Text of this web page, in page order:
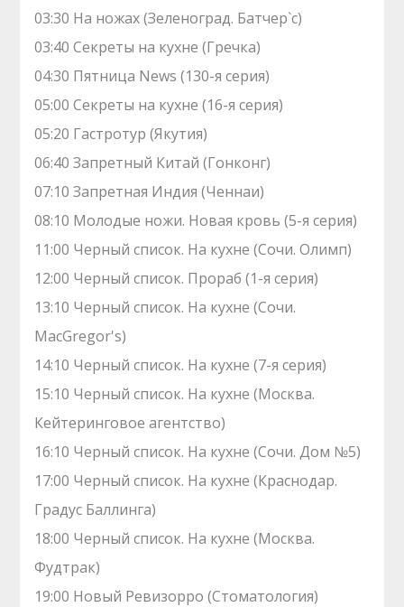
03:30 На ножах (Зеленоград. Батчер`с)
03:40 Секреты на кухне (Гречка)
04:30 Пятница News (130-я серия)
05:00 Секреты на кухне (16-я серия)
05:20 Гастротур (Якутия)
06:40 Запретный Китай (Гонконг)
07:10 Зaпрeтная Индия (Ченнаи)
08:10 Молодые ножи. Hовая кpовь (5-я серия)
11:00 Черный список. На кухне (Сочи. Олимп)
12:00 Черный список. Прораб (1-я серия)
13:10 Черный список. На кухне (Сочи.
MacGregor's)
14:10 Черный список. На кухне (7-я серия)
15:10 Черный список. На кухне (Москва.
Кейтеринговое агентство)
16:10 Черный список. На кухне (Сочи. Дом №5)
17:00 Черный список. На кухне (Краснодар.
Градус Баллинга)
18:00 Черный список. На кухне (Москва.
Фудтрак)
19:00 Новый Ревизорро (Стоматология)